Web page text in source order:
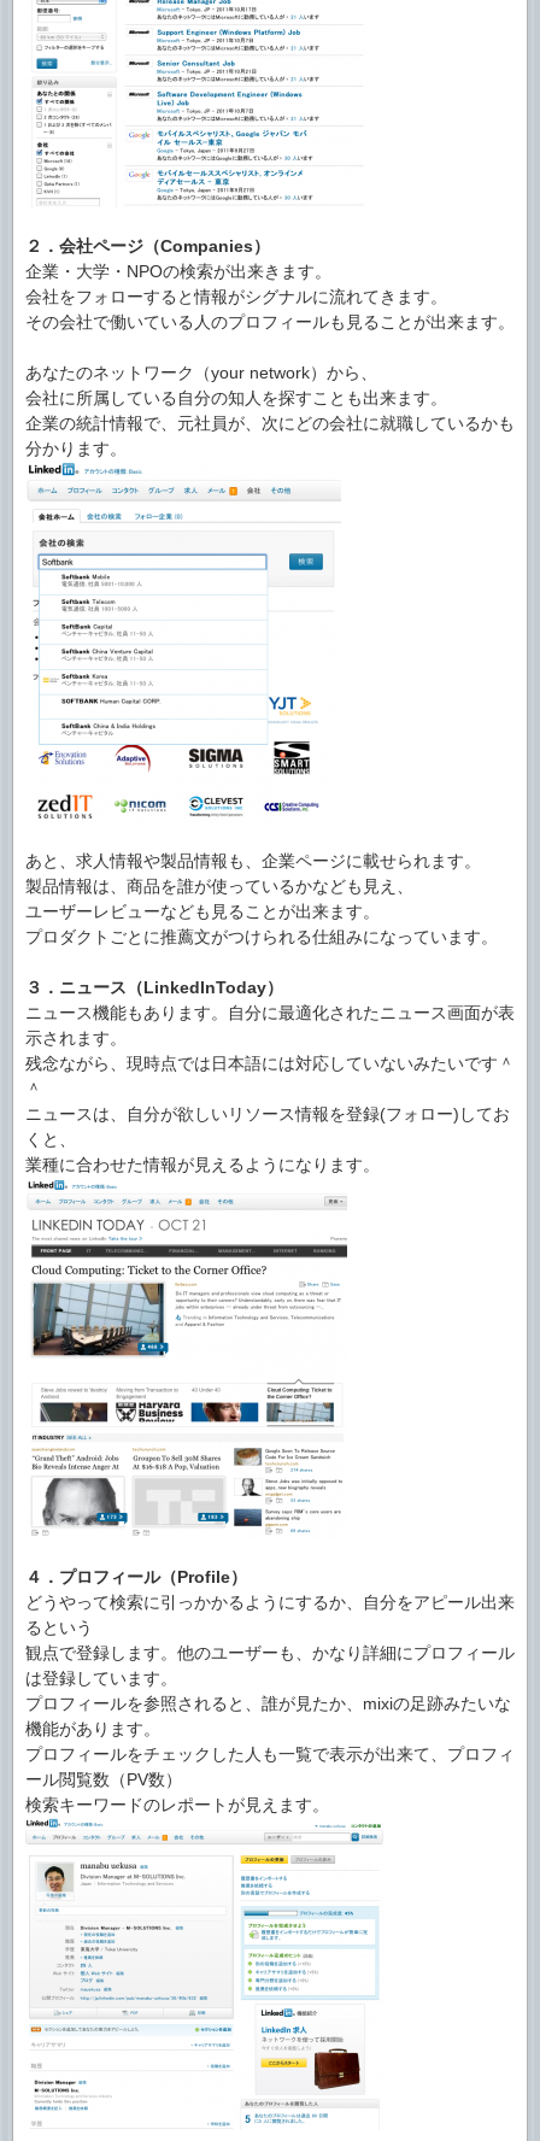
２．会社ページ（Companies）
企業・大学・NPOの検索が出来きます。
会社をフォローすると情報がシグナルに流れてきます。
その会社で働いている人のプロフィールも見ることが出来ます。
あなたのネットワーク（your network）から、
会社に所属している自分の知人を探すことも出来ます。
企業の統計情報で、元社員が、次にどの会社に就職しているかも
分かります。
あと、求人情報や製品情報も、企業ページに載せられます。
製品情報は、商品を誰が使っているかなども見え、
ユーザーレビューなども見ることが出来ます。
プロダクトごとに推薦文がつけられる仕組みになっています。
３．ニュース（LinkedInToday）
ニュース機能もあります。自分に最適化されたニュース画面が表
示されます。
残念ながら、現時点では日本語には対応していないみたいです＾
＾
ニュースは、自分が欲しいリソース情報を登録(フォロー)してお
くと、
業種に合わせた情報が見えるようになります。
４．プロフィール（Profile）
どうやって検索に引っかかるようにするか、自分をアピール出来
るという
観点で登録します。他のユーザーも、かなり詳細にプロフィール
は登録しています。
プロフィールを参照されると、誰が見たか、mixiの足跡みたいな
機能があります。
プロフィールをチェックした人も一覧で表示が出来て、プロフィ
ール閲覧数（PV数）
検索キーワードのレポートが見えます。